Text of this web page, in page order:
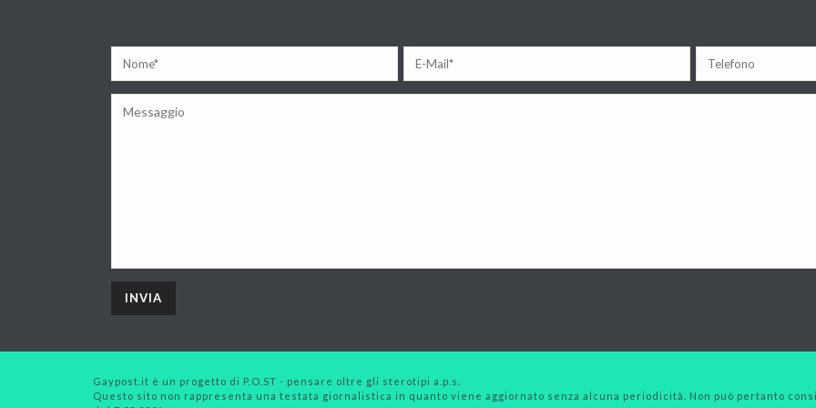
Gaypost.it è un progetto di P.O.ST - pensare oltre gli sterotipi a.p.s.
Questo sito non rappresenta una testata giornalistica in quanto viene aggiornato senza alcuna periodicità. Non può pertanto